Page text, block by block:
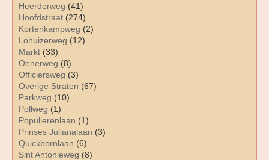
Heerderweg (41)
Hoofdstraat (274)
Kortenkampweg (2)
Lohuizerweg (12)
Markt (33)
Oenerweg (8)
Officiersweg (3)
Overige Straten (67)
Parkweg (10)
Pollweg (1)
Populierenlaan (1)
Prinses Julianalaan (3)
Quickbornlaan (6)
Sint Antonieweg (8)